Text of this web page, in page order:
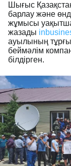
Шығыс
барлау және
жұмысы
жазады
ауылының
беймәлім
білдірген.